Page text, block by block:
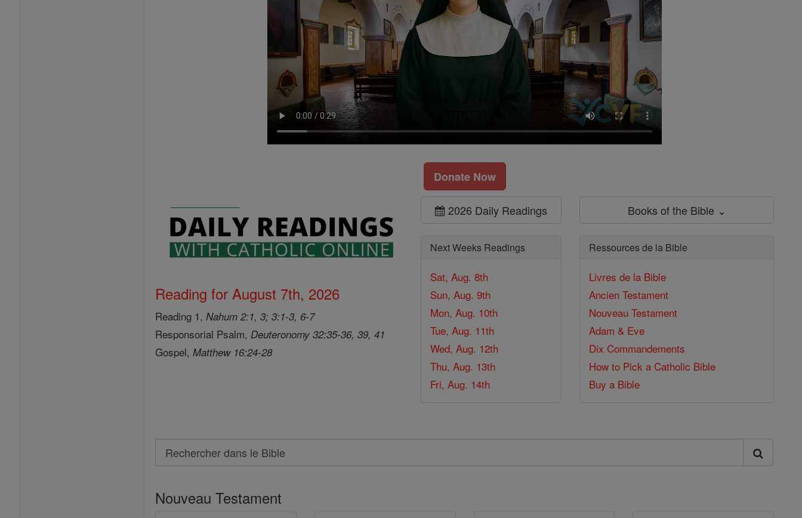
Donate Now
Reading for August 7th, 2026
Reading 1,Nahum 2:1, 3; 3:1-3, 6-7
Responsorial Psalm, Deuteronomy 32:35-36, 39, 41
Gospel,Matthew 16:24-28
2026 Daily Readings
Next Weeks Readings
Sat, Aug. 8th
Sun, Aug. 9th
Mon, Aug. 10th
Tue, Aug. 11th
Wed, Aug. 12th
Thu, Aug. 13th
Fri, Aug. 14th
Books of the Bible ⌄
Ressources de la Bible
Livres de la Bible
Ancien Testament
Nouveau Testament
Adam & Eve
Dix Commandements
How to Pick a Catholic Bible
Buy a Bible
Search
Rechercher
le
Nouveau Testament